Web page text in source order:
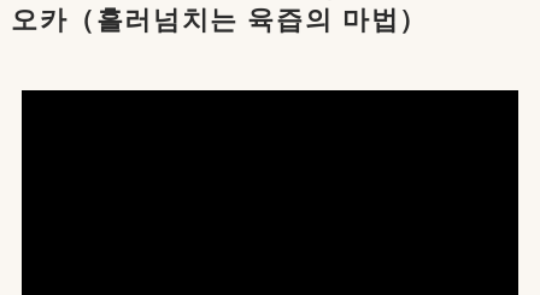
오카（흘러넘치는 육즙의 마법）